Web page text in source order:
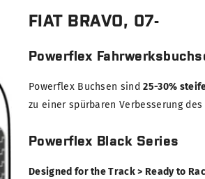
FIAT BRAVO, 07-
Powerflex
Powerflex Buchsen sind25-30%
zu einer spürbaren Verbesserung
Powerflex Black Series
Designed for the Track > Ready to